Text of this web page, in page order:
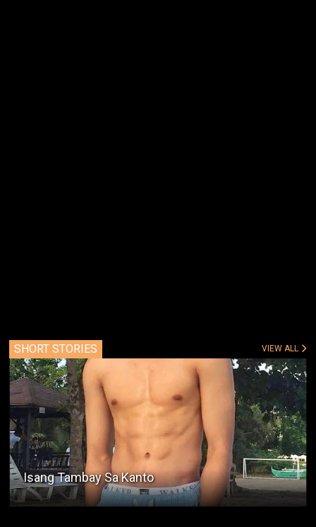
SHORT STORIES VIEW ALL
Isang Tambay Sa Kanto